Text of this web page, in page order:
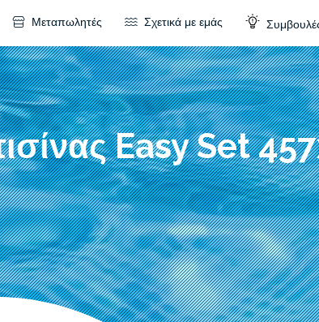
Μεταπωλητές Σχετικά με εμάς
Easy Set